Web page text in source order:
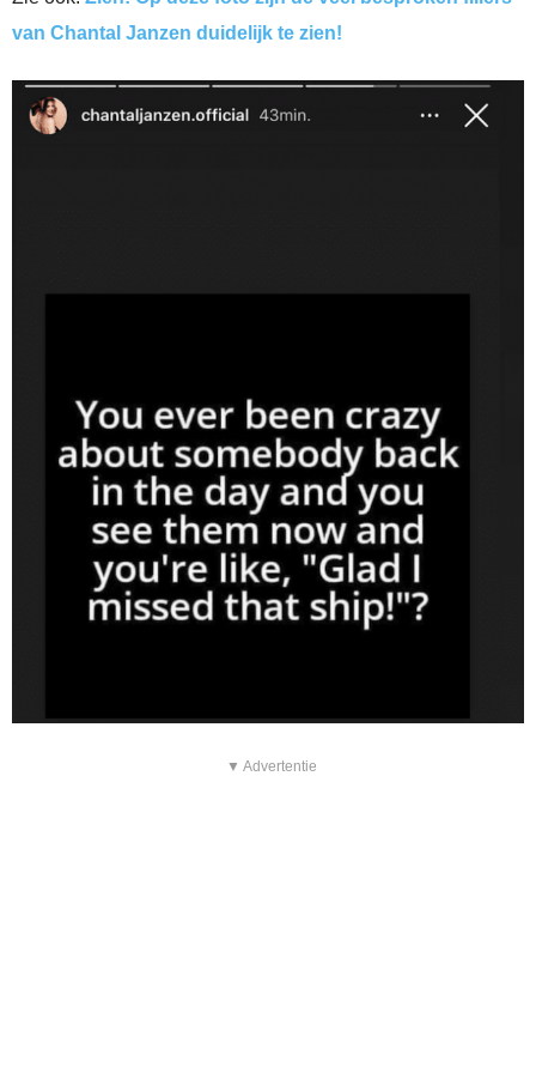
van Chantal Janzen duidelijk te zien!
▼ Advertentie